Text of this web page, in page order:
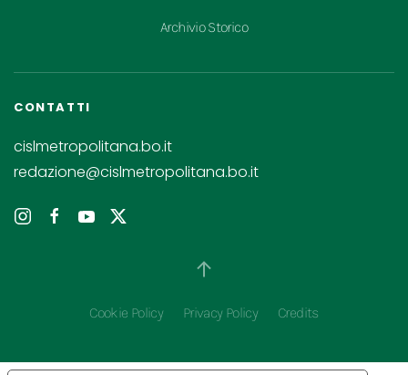
Archivio Storico
CONTATTI
cislmetropolitana.bo.it
redazione@cislmetropolitana.bo.it
Cookie Policy Privacy Policy Credits